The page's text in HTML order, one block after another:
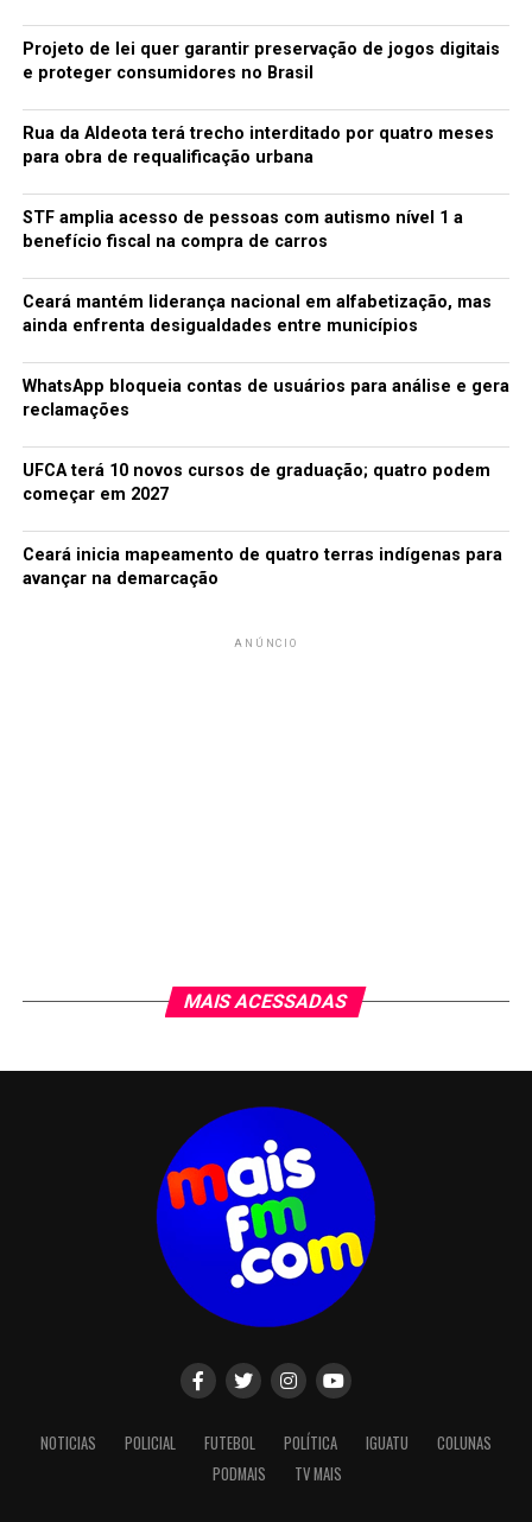
Projeto de lei quer garantir preservação de jogos digitais
e proteger consumidores no Brasil
Rua da Aldeota terá trecho interditado por quatro meses
para obra de requalificação urbana
STF amplia acesso de pessoas com autismo nível 1 a
benefício fiscal na compra de carros
Ceará mantém liderança nacional em alfabetização, mas
ainda enfrenta desigualdades entre municípios
WhatsApp bloqueia contas de usuários para análise e gera
reclamações
UFCA terá 10 novos cursos de graduação; quatro podem
começar em 2027
Ceará inicia mapeamento de quatro terras indígenas para
avançar na demarcação
ANÚNCIO
MAIS ACESSADAS
NOTICIAS POLICIAL FUTEBOL POLÍTICA IGUATU
COLUNAS
PODMAIS
TV MAIS